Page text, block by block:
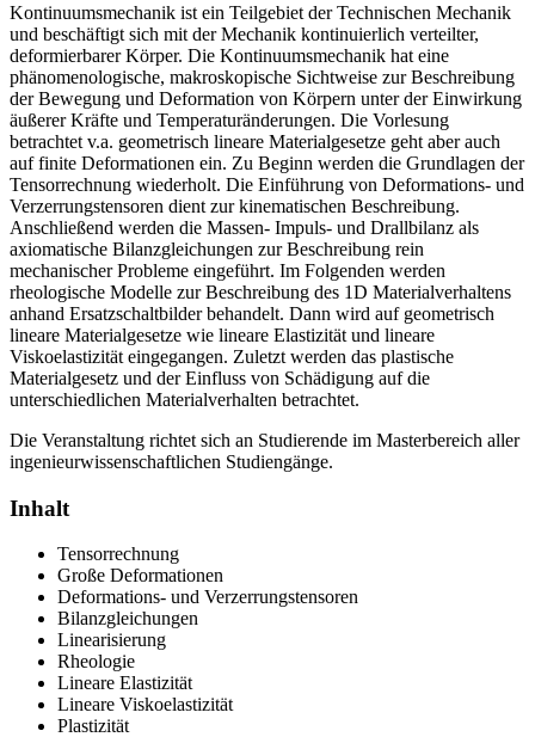
Kontinuumsmechanik ist ein Teilgebiet der Technischen Mechanik
und beschäftigt sich mit der Mechanik kontinuierlich verteilter,
deformierbarer Körper. Die Kontinuumsmechanik hat eine
phänomenologische, makroskopische Sichtweise zur Beschreibung
der Bewegung und Deformation von Körpern unter der Einwirkung
äußerer Kräfte und Temperaturänderungen. Die Vorlesung
betrachtet v.a. geometrisch lineare Materialgesetze geht aber auch
auf finite Deformationen ein. Zu Beginn werden die Grundlagen der
Tensorrechnung wiederholt. Die Einführung von Deformations- und
Verzerrungstensoren dient zur kinematischen Beschreibung.
Anschließend werden die Massen- Impuls- und Drallbilanz als
axiomatische Bilanzgleichungen zur Beschreibung rein
mechanischer Probleme eingeführt. Im Folgenden werden
rheologische Modelle zur Beschreibung des 1D Materialverhaltens
anhand Ersatzschaltbilder behandelt. Dann wird auf geometrisch
lineare Materialgesetze wie lineare Elastizität und lineare
Viskoelastizität eingegangen. Zuletzt werden das plastische
Materialgesetz und der Einfluss von Schädigung auf die
unterschiedlichen Materialverhalten betrachtet.
Die Veranstaltung richtet sich an Studierende im Masterbereich aller
ingenieurwissenschaftlichen Studiengänge.
Inhalt
Tensorrechnung
Große Deformationen
Deformations- und Verzerrungstensoren
Bilanzgleichungen
Linearisierung
Rheologie
Lineare Elastizität
Lineare Viskoelastizität
Plastizität